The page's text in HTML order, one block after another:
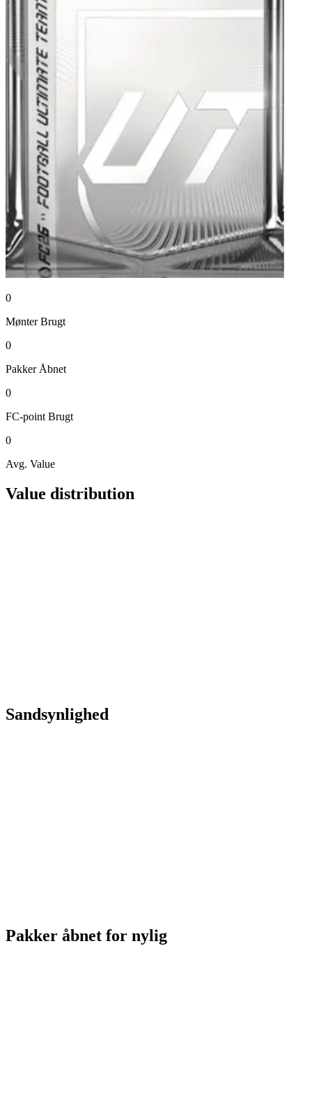
0
Mønter Brugt
0
Pakker Åbnet
0
FC-point Brugt
0
Avg. Value
Value distribution
Sandsynlighed
Pakker åbnet for nylig